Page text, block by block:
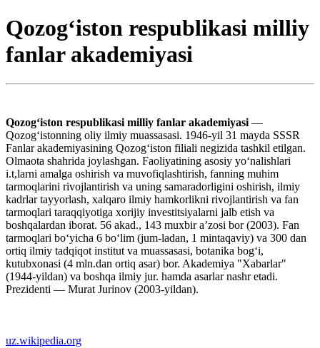
Qozog‘iston respublikasi milliy
fanlar akademiyasi
Qozogʻiston respublikasi milliy fanlar akademiyasi —
Qozogʻistonning oliy ilmiy muassasasi. 1946-yil 31 mayda SSSR
Fanlar akademiyasining Qozogʻiston filiali negizida tashkil etilgan.
Olmaota shahrida joylashgan. Faoliyatining asosiy yoʻnalishlari
i.t,larni amalga oshirish va muvofiqlashtirish, fanning muhim
tarmoqlarini rivojlantirish va uning samaradorligini oshirish, ilmiy
kadrlar tayyorlash, xalqaro ilmiy hamkorlikni rivojlantirish va fan
tarmoqlari taraqqiyotiga xorijiy investitsiyalarni jalb etish va
boshqalardan iborat. 56 akad., 143 muxbir aʼzosi bor (2003). Fan
tarmoqlari boʻyicha 6 boʻlim (jum-ladan, 1 mintaqaviy) va 300 dan
ortiq ilmiy tadqiqot institut va muassasasi, botanika bogʻi,
kutubxonasi (4 mln.dan ortiq asar) bor. Akademiya "Xabarlar"
(1944-yildan) va boshqa ilmiy jur. hamda asarlar nashr etadi.
Prezidenti — Murat Jurinov (2003-yildan).
uz.wikipedia.org